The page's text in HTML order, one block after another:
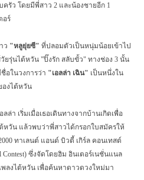
ครัว โดยมีพี่สาว 2 และน้องชายอีก 1
อร์
ว "หลูยุ่ยซี" ที่ปลอมตัวเป็นหนุ่มน้อยเข้าไป
วัยรุ่นไต้หวัน "ปิ๊งรัก สลับขั้ว" ทางช่อง 3 นั้น
อในวงการว่า "เอลล่า เฉิน" เป็นหนึ่งใน
องไต้หวัน
ล่า เริ่มเมื่อเธอเดินทางจากบ้านเกิดเพื่อ
ต้หวัน แล้วพบว่าพี่สาวได้กรอกใบสมัครให้
ทาเลนต์ แอนด์ บิวตี้ เกิร์ล คอนเทสต์
Contest) ซึ่งจัดโดยฮิม อินเตอร์เนชั่นแนล
พลงไต้หวัน เพื่อค้นหาดาวดวงใหม่มา